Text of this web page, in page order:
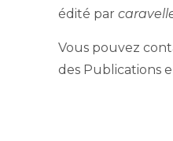
édité par
Vous pouvez
des Publications